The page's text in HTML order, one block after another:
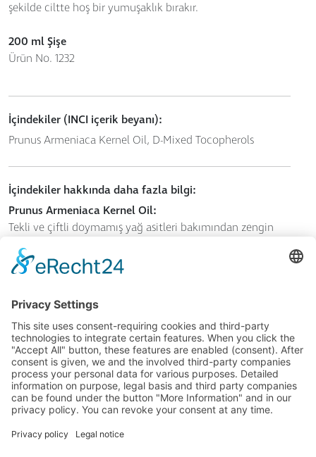
şekilde ciltte hoş bir yumuşaklık bırakır.
200 ml Şişe
Ürün No. 1232
İçindekiler (INCI içerik beyanı):
Prunus Armeniaca Kernel Oil, D-Mixed Tocopherols
İçindekiler hakkında daha fazla bilgi:
Prunus Armeniaca Kernel Oil:
Tekli ve çiftli doymamış yağ asitleri bakımından zengin
kayısı çekirdeği yağı
D-Mixed Tocopherols:
vitamininin tüm formlarını (D-alpha, beta, gamma ve
delta) bir arada içeren özel bir karışımdır. E vitamini, cildi
UV ışınlarına ve serbest oksijen radikallerine karşı savunan
en önemli cilt koruma vitamini olarak kabul edilir.
© 2026 SkinIdent AG
GENEL İŞ KOŞULLARI
YAYINCI BILGILERI